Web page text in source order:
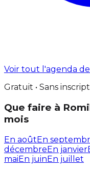
Voir tout l'agenda
Gratuit • Sans
Que faire à
mois
En aoûtEn
décembreEn janvier
maiEn juinEn juillet